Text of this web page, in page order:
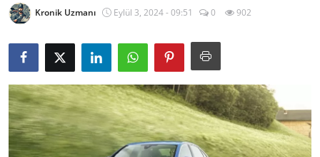
Muayene & Ruhsat
Sorgulamalar
Bakım & Arıza Çözümleri
Elektrikli & Hibrit
Kronik Uzmanı Eylül 3, 2024 - 09:51 0 902